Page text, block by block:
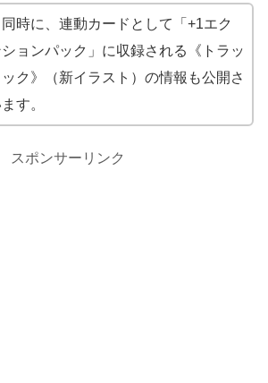
時に、連動カードとして「+1エク
ョンパック」に収録される《トラッ
ク》（新イラスト）の情報も公開さ
す。
スポンサーリンク